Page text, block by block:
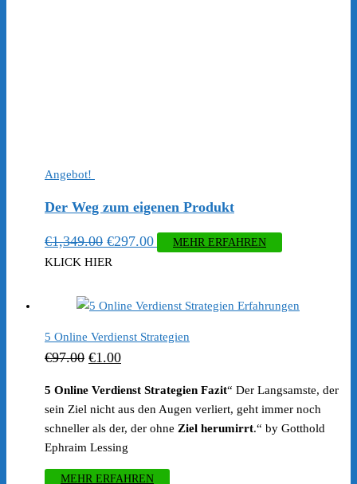
Angebot!
Der Weg zum eigenen Produkt
€1,349.00 Ursprünglicher
Preis
€1,349.00
€297.00Aktueller
€297.00.
MEHR ERFAHREN
KLICK HIER
5 Online Verdienst Strategien
€97.00 Ursprünglicher
€97.00
€1.00Aktueller
€1.00.
5 Online Verdienst Strategien Fazit“ Der Langsamste, der
sein Ziel nicht aus den Augen verliert, geht immer noch
schneller als der, der ohne Ziel herumirrt.“ by Gotthold
Ephraim Lessing
MEHR ERFAHREN